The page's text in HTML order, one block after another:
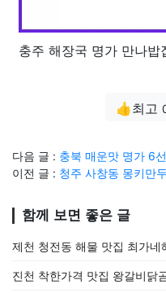
충주 해장국 명가 만나밥
👍최고
다음 글 : 충북 매운맛 명가 6선
이전 글 : 청주 사창동 몽키만
함께 보면 좋은 글
제천 청전동 해물 맛집 최가네
진천 착한가격 맛집 왕갈비닭